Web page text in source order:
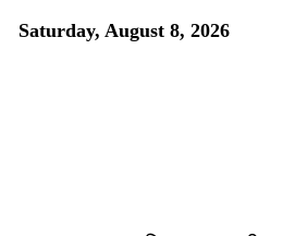
Saturday, August 8, 2026